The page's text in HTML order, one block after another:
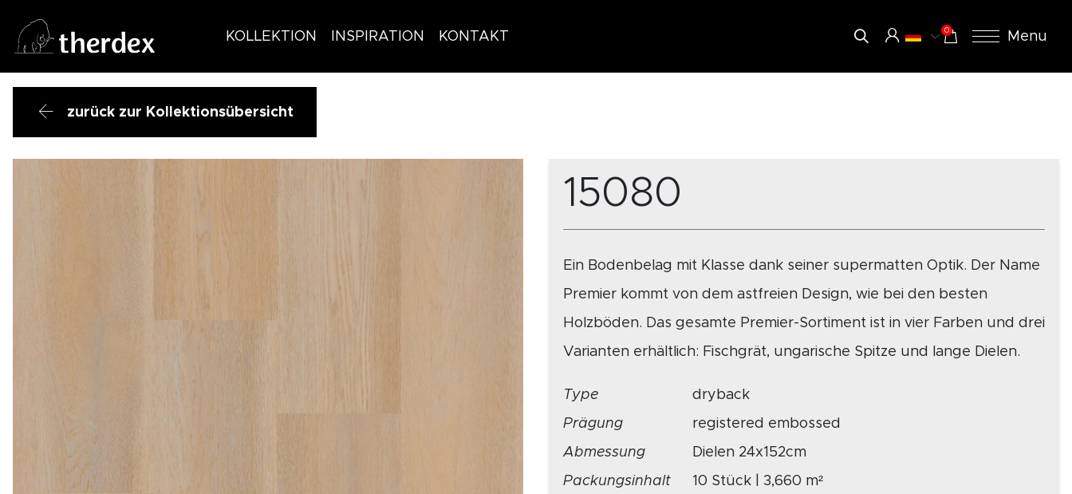
KOLLEKTION INSPIRATION KONTAKT 0 Menu
zurück zur Kollektionsübersicht
15080
Ein Bodenbelag mit Klasse dank seiner supermatten Optik. Der Name
Premier kommt von dem astfreien Design, wie bei den besten
Holzböden. Das gesamte Premier-Sortiment ist in vier Farben und drei
Varianten erhältlich: Fischgrät, ungarische Spitze und lange Dielen.
Type
dryback
Prägung
registered embossed
Abmessung
Dielen 24x152cm
Packungsinhalt
10 Stück | 3,660 m²